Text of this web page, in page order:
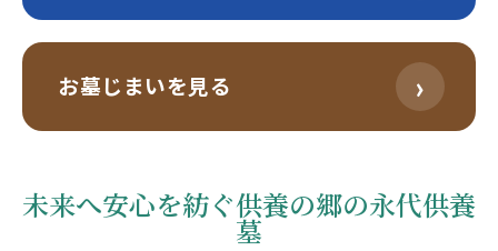
お墓じまいを見る ›
未来へ安心を紡ぐ供養の郷の永代供養
墓